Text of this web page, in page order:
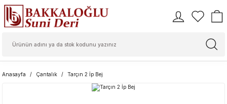
Anasayfa Çantalık Tarçın 2 İp Bej